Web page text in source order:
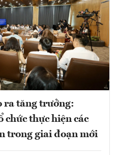
ra tăng trưởng:
chức thực hiện các
trong giai đoạn mới